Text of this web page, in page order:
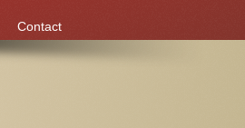
Contact